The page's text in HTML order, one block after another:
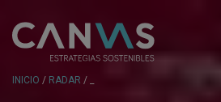
INICIO / RADAR / _